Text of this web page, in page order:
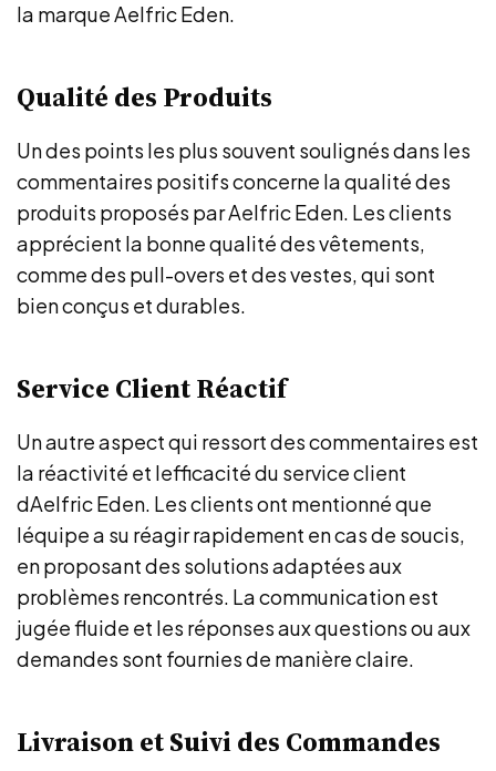
la marque Aelfric Eden.
Qualité des Produits
Un des points les plus souvent soulignés dans les
commentaires positifs concerne la qualité des
produits proposés par Aelfric Eden. Les clients
apprécient la bonne qualité des vêtements,
comme des pull-overs et des vestes, qui sont
bien conçus et durables.
Service Client Réactif
Un autre aspect qui ressort des commentaires est
la réactivité et lefficacité du service client
dAelfric Eden. Les clients ont mentionné que
léquipe a su réagir rapidement en cas de soucis,
en proposant des solutions adaptées aux
problèmes rencontrés. La communication est
jugée fluide et les réponses aux questions ou aux
demandes sont fournies de manière claire.
Livraison et Suivi des Commandes